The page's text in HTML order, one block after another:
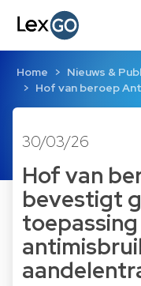
Home
Nieuws &
Hof van beroep
30/03/26
Hof van
bevestigt